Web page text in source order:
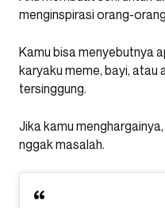
menginspirasi orang-
Kamu bisa menyebutnya
karyaku meme, bayi, atau
tersinggung.
Jika kamu
nggak masalah.